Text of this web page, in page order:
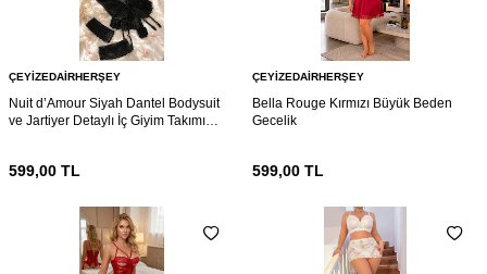
ÇEYIZEDAIRHERŞEY
Nuit d’Amour Siyah Dantel Bodysuit
ve Jartiyer Detaylı İç Giyim Takımı
599,00 TL
ÇEYIZEDAIRHERŞEY
Bella Rouge Kırmızı Büyük Beden
Gecelik
599,00 TL